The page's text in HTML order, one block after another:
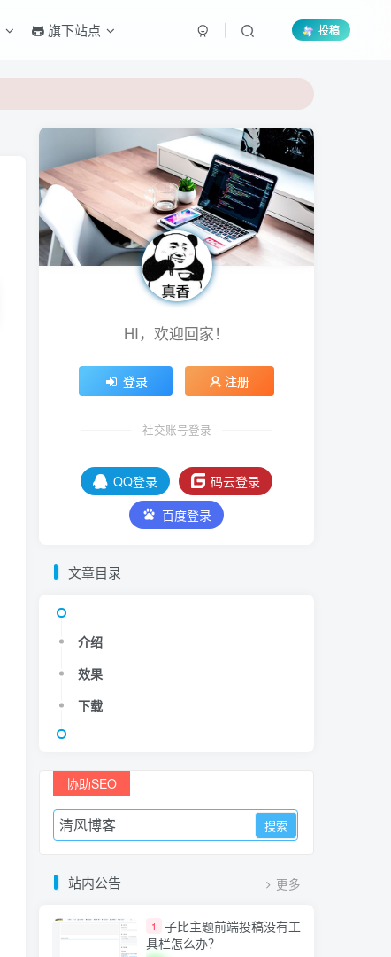
旗下站点 投稿
HI，欢迎回家！
登录 注册
社交账号登录
QQ登录
码云登录
百度登录
文章目录
介绍
效果
下载
协助SEO
站内公告 更多
1
子比主题前端投稿没有工
具栏怎么办？